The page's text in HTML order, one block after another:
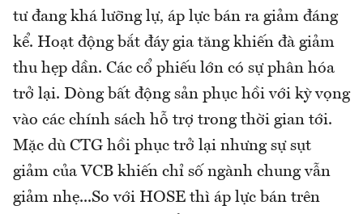
tư đang khá lưỡng lự, áp lực bán ra giảm đáng
kể. Hoạt động bắt đáy gia tăng khiến đà giảm
thu hẹp dần. Các cổ phiếu lớn có sự phân hóa
trở lại. Dòng bất động sản phục hồi với kỳ vọng
vào các chính sách hỗ trợ trong thời gian tới.
Mặc dù CTG hồi phục trở lại nhưng sự sụt
giảm của VCB khiến chỉ số ngành chung vẫn
giảm nhẹ...So với HOSE thì áp lực bán trên